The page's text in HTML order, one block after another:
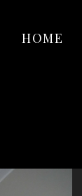
HOME